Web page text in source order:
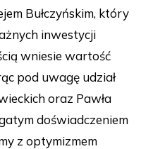
Bułczyńskim, który
inwestycji
wniesie wartość
pod uwagę udział
oraz Pawła
doświadczeniem
z optymizmem